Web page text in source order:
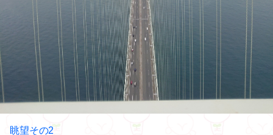
眺望その2